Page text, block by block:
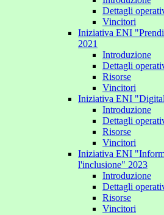
Dettagli
Vincitori
Iniziativa ENI
2021
Introduzione
Dettagli
Risorse
Vincitori
Iniziativa ENI
Introduzione
Dettagli
Risorse
Vincitori
Iniziativa ENI
l'inclusione" 2023
Introduzione
Dettagli
Risorse
Vincitori